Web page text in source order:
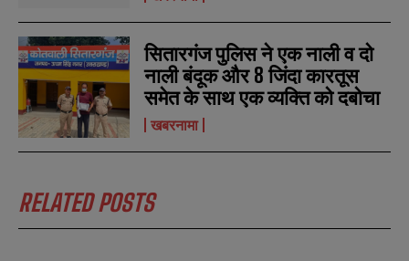
सितारगंज पुलिस ने एक नाली व दो
नाली बंदूक और 8 जिंदा कारतूस
समेत के साथ एक व्यक्ति को दबोचा
खबरनामा
RELATED POSTS